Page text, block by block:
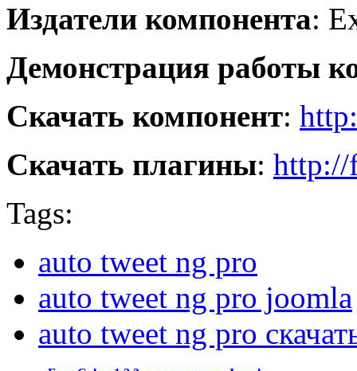
Издатели компонента:
Демонстрация работы
Скачать компонент:
Скачать плагины: http://
Tags:
auto tweet ng pro
auto tweet ng pro joomla
auto tweet ng pro